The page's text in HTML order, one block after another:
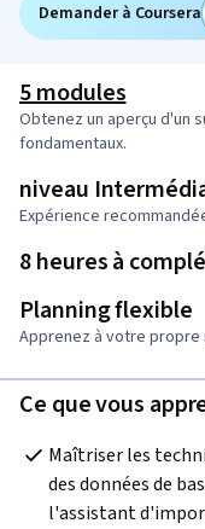
Demander à Coursera
5 modules
Obtenez un aperçu d'un
fondamentaux.
niveau
Expérience
8 heures à
Planning flexible
Apprenez à votre propre
Ce que vous
Maîtriser les
des données de
l'assistant